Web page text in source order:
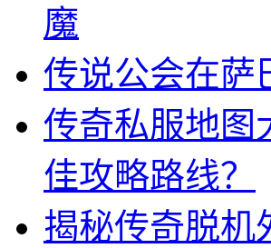
魔
传说公会在萨
传奇私服地图
佳攻略路线？
揭秘传奇脱机